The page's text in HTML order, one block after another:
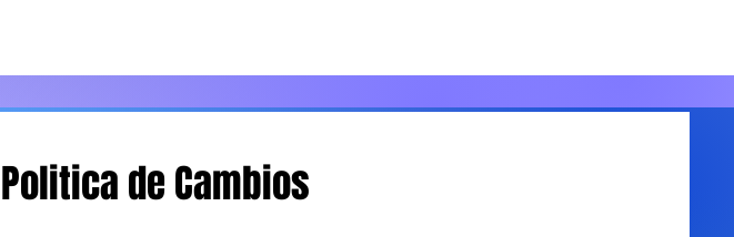
Politica de Cambios